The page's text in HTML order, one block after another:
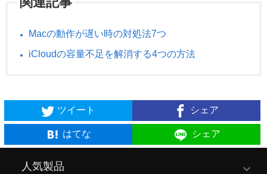
Macの動作が遅い時の対処法7つ
iCloudの容量不足を解消する4つの方法
ツイート シェア
はてな シェア
人気製品